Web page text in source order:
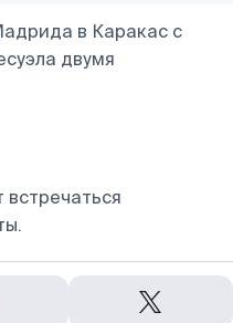
в Каракас с
двумя
встречаться